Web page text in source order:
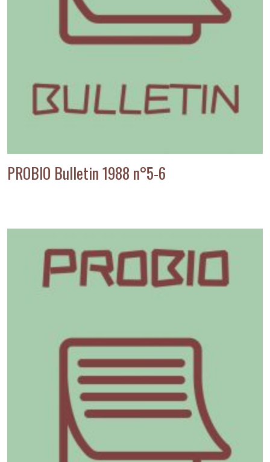
PROBIO Bulletin 1988 n°5-6